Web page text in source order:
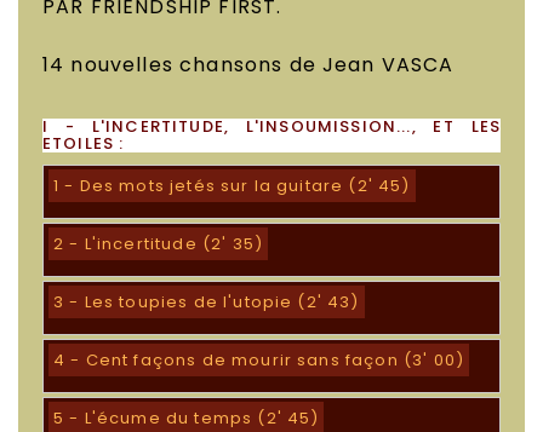
PAR FRIENDSHIP FIRST.
14 nouvelles chansons de Jean VASCA
I - L'INCERTITUDE, L'INSOUMISSION..., ET LES
ETOILES :
1 - Des mots jetés sur la guitare (2' 45)
2 - L'incertitude (2' 35)
3 - Les toupies de l'utopie (2' 43)
4 - Cent façons de mourir sans façon (3' 00)
5 - L'écume du temps (2' 45)